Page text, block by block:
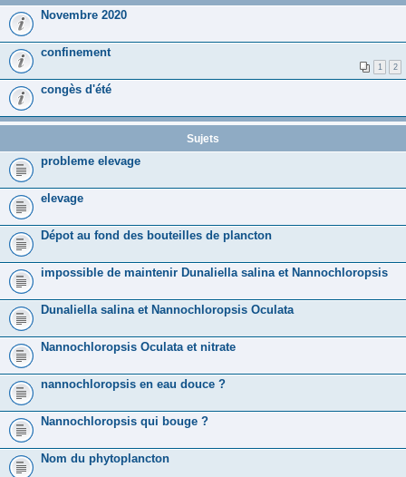
Novembre 2020
confinement
1 2
congès d'été
Sujets
probleme elevage
elevage
Dépot au fond des bouteilles de plancton
impossible de maintenir Dunaliella salina et Nannochloropsis
Dunaliella salina et Nannochloropsis Oculata
Nannochloropsis Oculata et nitrate
nannochloropsis en eau douce ?
Nannochloropsis qui bouge ?
Nom du phytoplancton